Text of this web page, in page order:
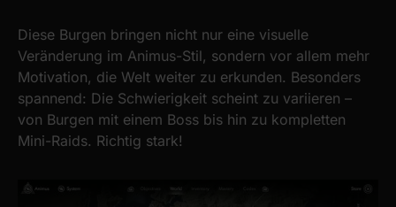
Diese Burgen bringen nicht nur eine visuelle
Veränderung im Animus-Stil, sondern vor allem mehr
Motivation, die Welt weiter zu erkunden. Besonders
spannend: Die Schwierigkeit scheint zu variieren –
von Burgen mit einem Boss bis hin zu kompletten
Mini-Raids. Richtig stark!